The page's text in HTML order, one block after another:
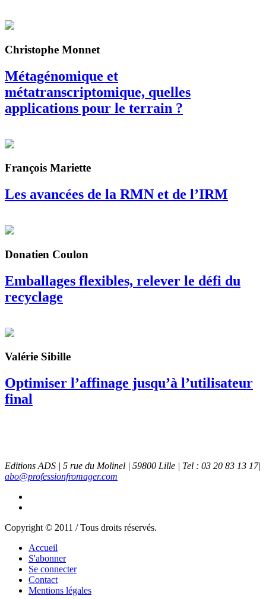
Christophe Monnet
Métagénomique et
métatranscriptomique, quelles
applications pour le terrain ?
François Mariette
Les avancées de la RMN et de l’IRM
Donatien Coulon
Emballages flexibles, relever le défi du
recyclage
Valérie Sibille
Optimiser l’affinage jusqu’à l’utilisateur
final
Editions ADS | 5 rue du Molinel | 59800 Lille | Tel : 03 20 83 13 17|
abo@professionfromager.com
Copyright © 2011 / Tous droits réservés.
Accueil
S'abonner
Se connecter
Contact
Mentions légales